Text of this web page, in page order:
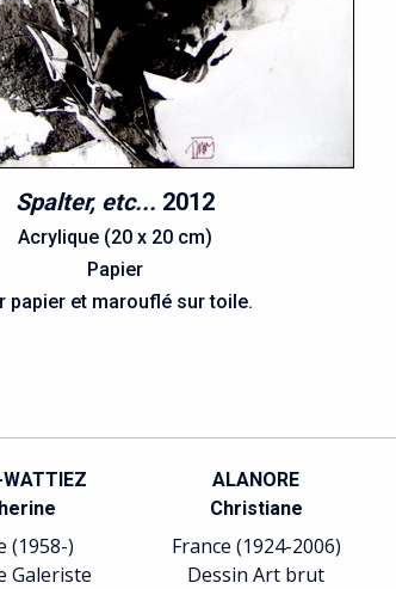
Spalter, etc... 2012
Acrylique (20 x 20 cm)
Papier
papier et marouflé sur toile.
(1958-)
Galeriste
ALANORE
Christiane
France (1924-2006)
Dessin Art brut